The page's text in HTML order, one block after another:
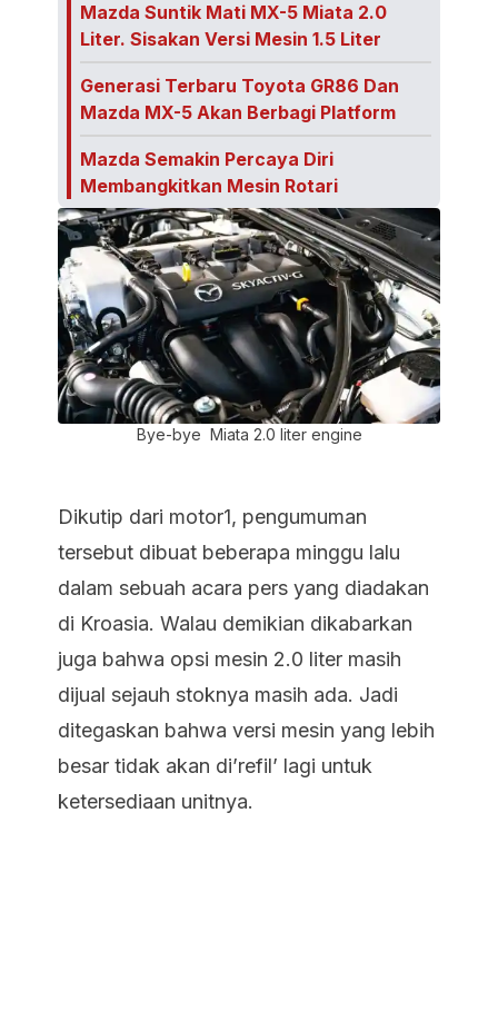
Mazda Suntik Mati MX-5 Miata 2.0
Liter. Sisakan Versi Mesin 1.5 Liter
Generasi Terbaru Toyota GR86 Dan
Mazda MX-5 Akan Berbagi Platform
Mazda Semakin Percaya Diri
Membangkitkan Mesin Rotari
Bye-bye Miata 2.0 liter engine
Dikutip dari motor1, pengumuman
tersebut dibuat beberapa minggu lalu
dalam sebuah acara pers yang diadakan
di Kroasia. Walau demikian dikabarkan
juga bahwa opsi mesin 2.0 liter masih
dijual sejauh stoknya masih ada. Jadi
ditegaskan bahwa versi mesin yang lebih
besar tidak akan di’refil’ lagi untuk
ketersediaan unitnya.